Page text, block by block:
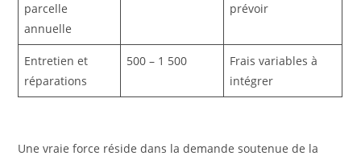
parcelle
annuelle
prévoir
Entretien et
réparations
500 – 1 500
Frais variables à
intégrer
Une vraie force réside dans la demande soutenue de la